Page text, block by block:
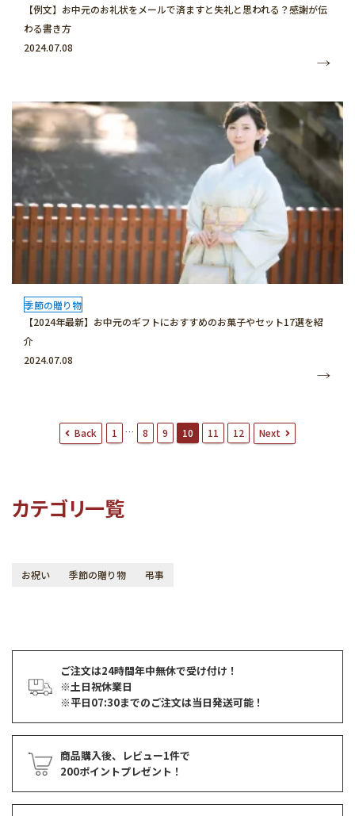
【例文】お中元のお礼状をメールで済ますと失礼と思われる？感謝が伝
わる書き方
2024.07.08
季節の贈り物
【2024年最新】お中元のギフトにおすすめのお菓子やセット17選を紹
介
2024.07.08
シ
Back 1 … 8 9 10 11 12 Next
カテゴリ一覧
お祝い 季節の贈り物 弔事
ご注文は24時間年中無休で受け付け！
※土日祝休業日
※平日07:30までのご注文は当日発送可能！
商品購入後、レビュー1件で
200ポイントプレゼント！